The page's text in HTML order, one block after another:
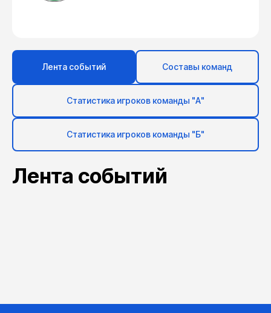
Лента событий Составы команд
Статистика игроков команды "А"
Статистика игроков команды "Б"
Лента событий